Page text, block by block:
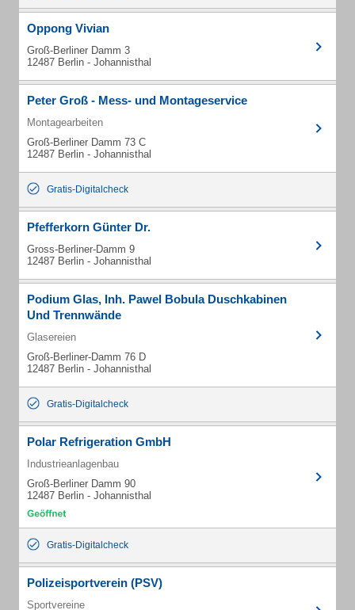
Oppong Vivian
Groß-Berliner Damm 3
12487 Berlin - Johannisthal
Peter Groß - Mess- und Montageservice
Montagearbeiten
Groß-Berliner Damm 73 C
12487 Berlin - Johannisthal
Gratis-Digitalcheck
Pfefferkorn Günter Dr.
Gross-Berliner-Damm 9
12487 Berlin - Johannisthal
Podium Glas, Inh. Pawel Bobula Duschkabinen
Und Trennwände
Glasereien
Groß-Berliner-Damm 76 D
12487 Berlin - Johannisthal
Gratis-Digitalcheck
Polar Refrigeration GmbH
Industrieanlagenbau
Groß-Berliner Damm 90
12487 Berlin - Johannisthal
Gratis-Digitalcheck
Polizeisportverein (PSV)
Sportvereine